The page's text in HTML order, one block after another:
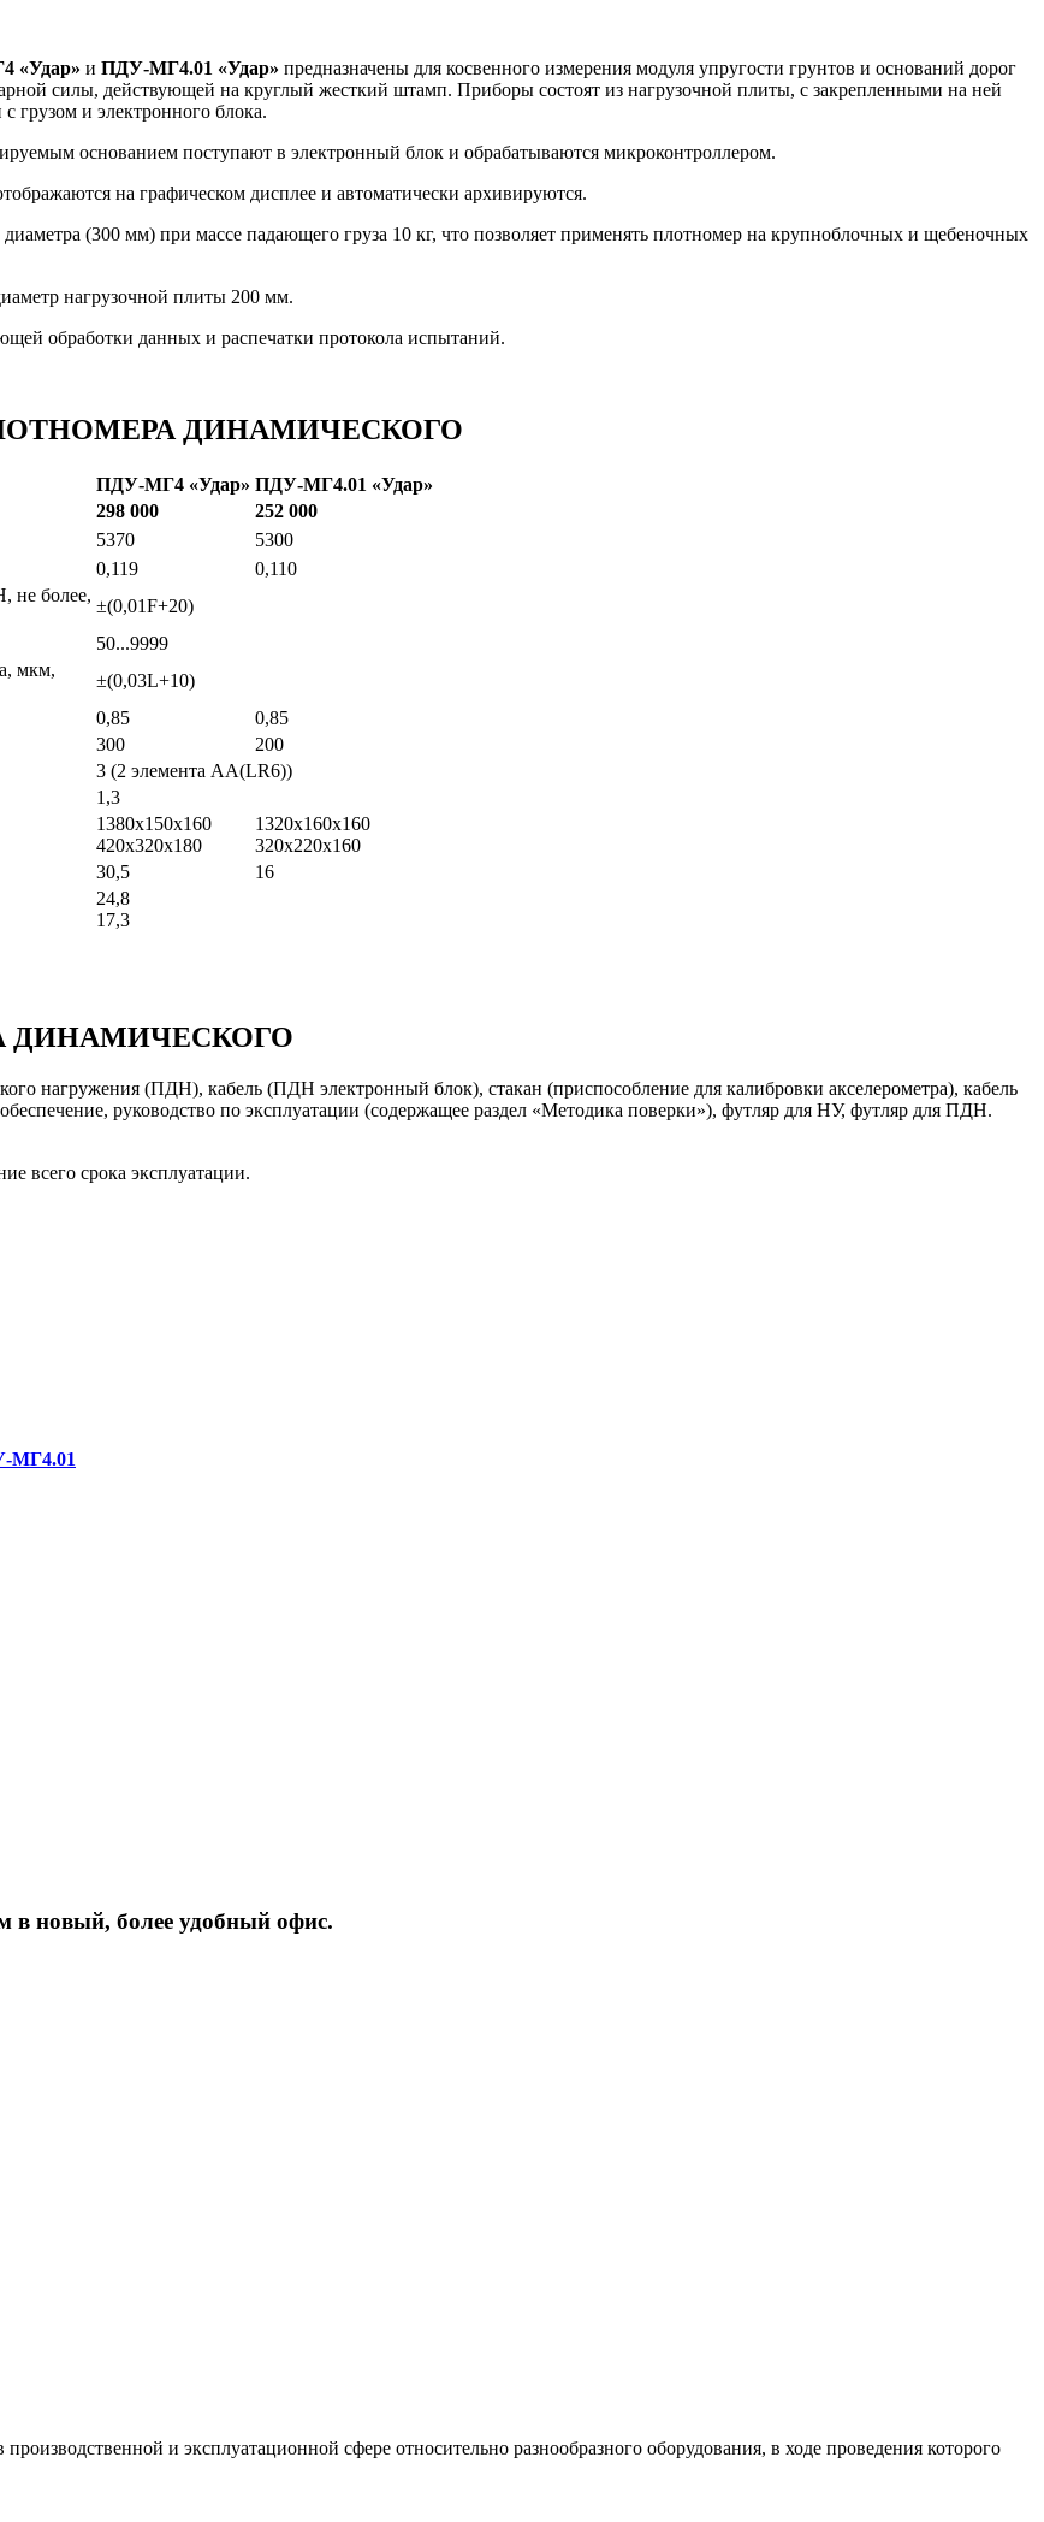
«Удар» и ПДУ-МГ4.01 «Удар» предназначены для косвенного измерения модуля упругости грунтов и оснований дорог
силы, действующей на круглый жесткий штамп. Приборы состоят из нагрузочной плиты, с закрепленными на ней
грузом и электронного блока.
основанием поступают в электронный блок и обрабатываются микроконтроллером.
на графическом дисплее и автоматически архивируются.
(300 мм) при массе падающего груза 10 кг, что позволяет применять плотномер на крупноблочных и щебеночных
нагрузочной плиты 200 мм.
обработки данных и распечатки протокола испытаний.
ДИНАМИЧЕСКОГО
ПДУ-МГ4 «Удар» ПДУ-МГ4.01 «Удар»
298 000
252 000
5370
5300
0,119
0,110
не более,
±(0,01F+20)
50...9999
мкм,
±(0,03L+10)
0,85
0,85
300
200
3 (2 элемента АА(LR6))
1,3
1380х150х160
420х320х180
1320х160х160
320х220х160
30,5
16
24,8
17,3
ДИНАМИЧЕСКОГО
нагружения (ПДН), кабель (ПДН электронный блок), стакан (приспособление для калибровки акселерометра), кабель
руководство по эксплуатации (содержащее раздел «Методика поверки»), футляр для НУ, футляр для ПДН.
всего срока эксплуатации.
в новый, более удобный офис.
и эксплуатационной сфере относительно разнообразного оборудования, в ходе проведения которого